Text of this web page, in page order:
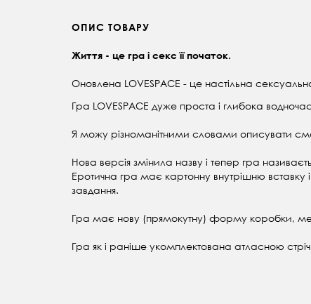
ОПИС ТОВАРУ
Життя - це гра і секс її початок.
Оновлена LOVESPACE - це настільна
Гра LOVESPACE дуже проста і глибока
Я можу різноманітними словами описувати
Нова версія змінила назву і тепер гра
Еротична гра має картонну внутрішню
завдання.
Гра має нову (прямокутну) форму коробки,
Гра як і раніше укомплектована атласною